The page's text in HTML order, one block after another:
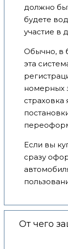
должно
будете
участие в
Обычно, в
эта
номерных
страховка
Если вы
сразу
От чего